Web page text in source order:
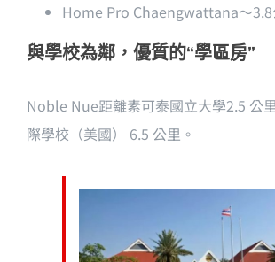
Home Pro Chaengwattana〜3.8
與學校為鄰，優質的“學區房”
Noble Nue距離素可泰國立大學2.5 公
際學校（美國） 6.5 公里。